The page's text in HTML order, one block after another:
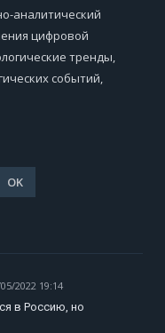
аналитический
цифровой
тренды,
событий,
2022 19:14
в Россию, но